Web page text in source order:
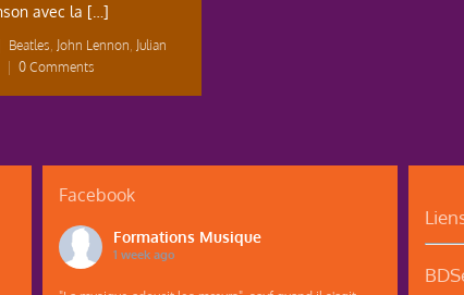
avec la […]
Beatles John Lennon
Julian
0 Comments
Facebook
Formations Musique
1 week ago